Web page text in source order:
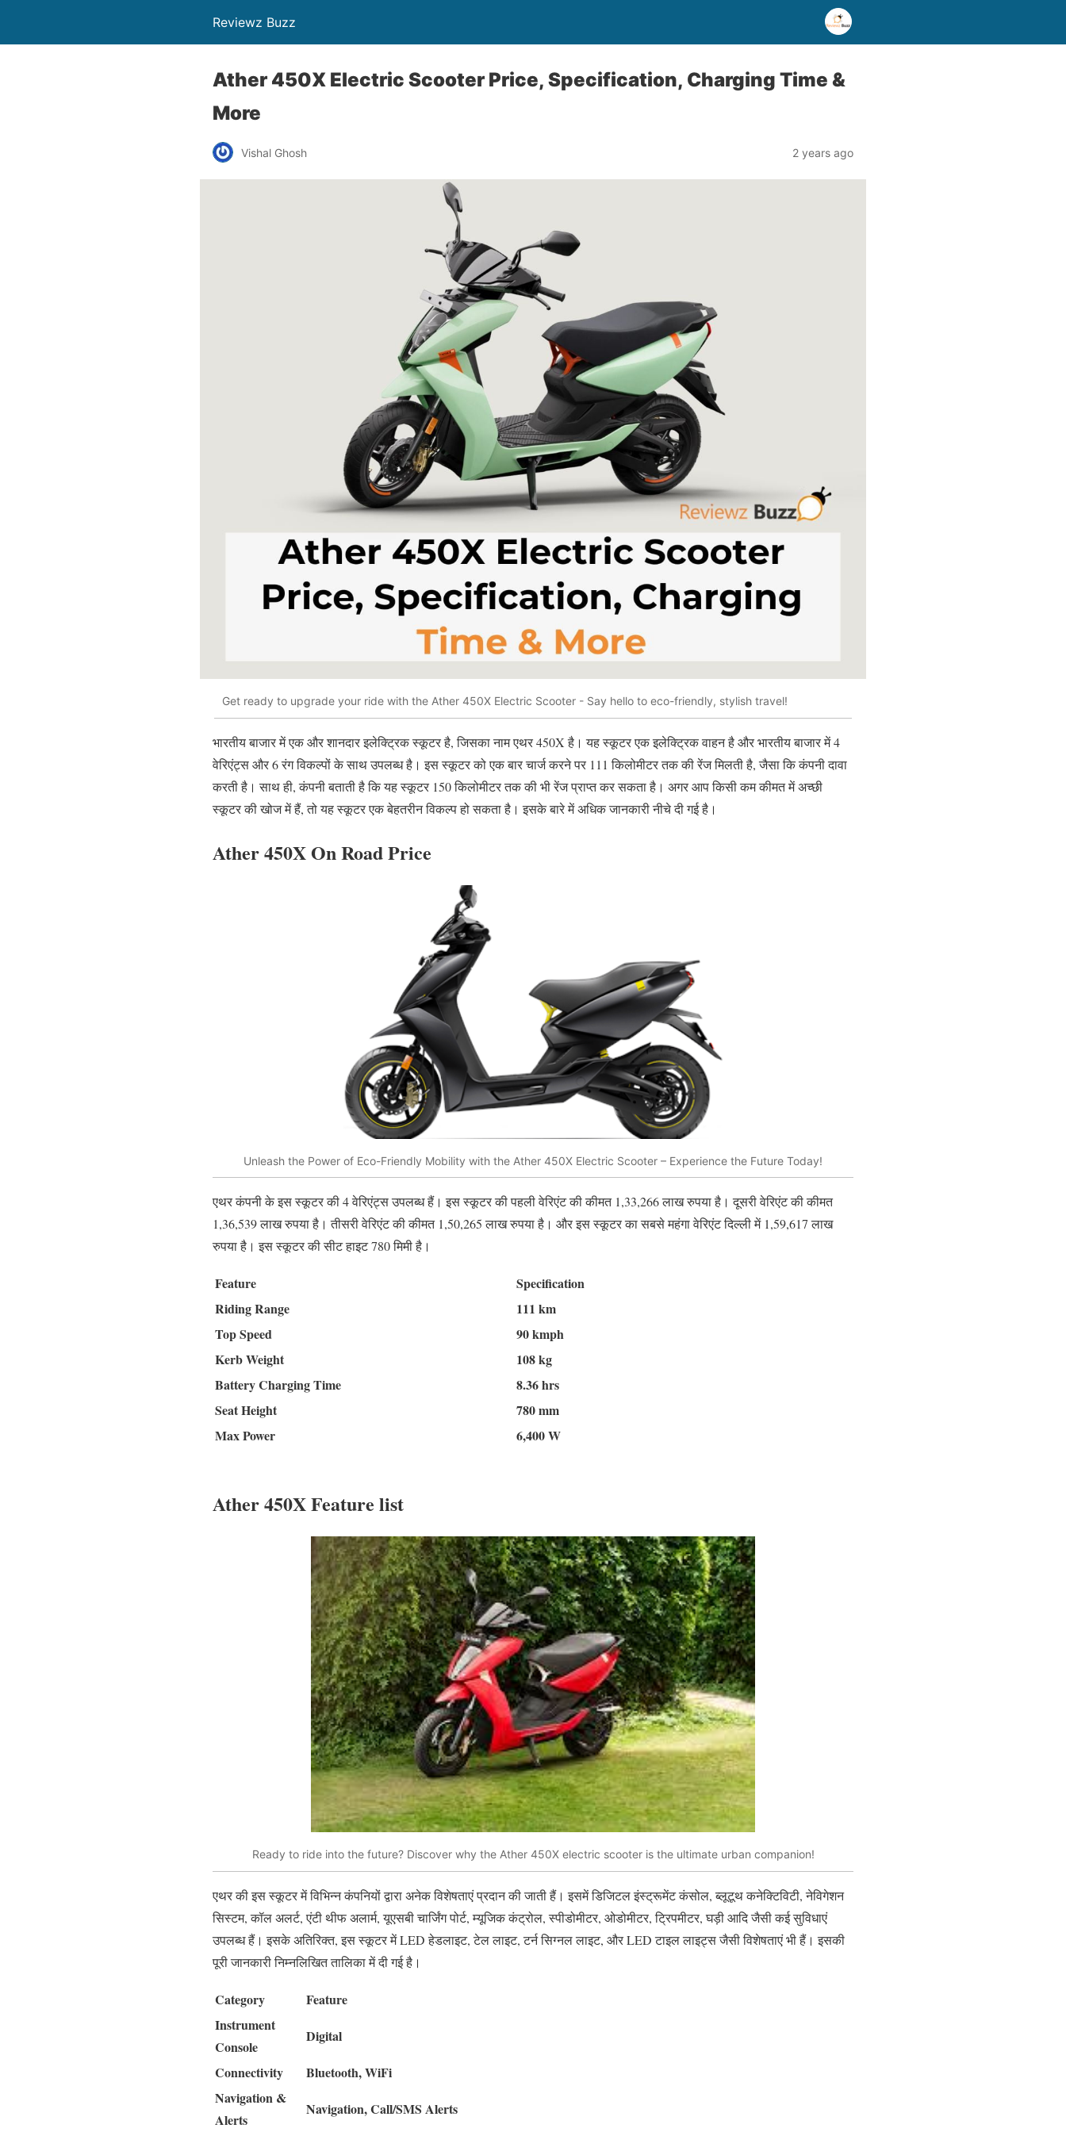
Reviewz Buzz
Ather 450X Electric Scooter Price, Specification, Charging Time &
More
Vishal Ghosh 2 years ago
Get ready to upgrade your ride with the Ather 450X Electric Scooter - Say hello to eco-friendly, stylish travel!
भारतीय बाजार में एक और शानदार इलेक्ट्रिक स्कूटर है, जिसका नाम एथर 450X है। यह स्कूटर एक इलेक्ट्रिक वाहन है और भारतीय बाजार में 4
वेरिएंट्स और 6 रंग विकल्पों के साथ उपलब्ध है। इस स्कूटर को एक बार चार्ज करने पर 111 किलोमीटर तक की रेंज मिलती है, जैसा कि कंपनी दावा
करती है। साथ ही, कंपनी बताती है कि यह स्कूटर 150 किलोमीटर तक की भी रेंज प्राप्त कर सकता है। अगर आप किसी कम कीमत में अच्छी
स्कूटर की खोज में हैं, तो यह स्कूटर एक बेहतरीन विकल्प हो सकता है। इसके बारे में अधिक जानकारी नीचे दी गई है।
Ather 450X On Road Price
Unleash the Power of Eco-Friendly Mobility with the Ather 450X Electric Scooter – Experience the Future Today!
एथर कंपनी के इस स्कूटर की 4 वेरिएंट्स उपलब्ध हैं। इस स्कूटर की पहली वेरिएंट की कीमत 1,33,266 लाख रुपया है। दूसरी वेरिएंट की कीमत
1,36,539 लाख रुपया है। तीसरी वेरिएंट की कीमत 1,50,265 लाख रुपया है। और इस स्कूटर का सबसे महंगा वेरिएंट दिल्ली में 1,59,617 लाख
रुपया है। इस स्कूटर की सीट हाइट 780 मिमी है।
Feature
Specification
Riding Range
111 km
Top Speed
90 kmph
Kerb Weight
108 kg
Battery Charging Time
8.36 hrs
Seat Height
780 mm
Max Power
6,400 W
Ather 450X Feature list
Ready to ride into the future? Discover why the Ather 450X electric scooter is the ultimate urban companion!
एथर की इस स्कूटर में विभिन्न कंपनियों द्वारा अनेक विशेषताएं प्रदान की जाती हैं। इसमें डिजिटल इंस्ट्रूमेंट कंसोल, ब्लूटूथ कनेक्टिविटी, नेविगेशन
सिस्टम, कॉल अलर्ट, एंटी थीफ अलार्म, यूएसबी चार्जिंग पोर्ट, म्यूजिक कंट्रोल, स्पीडोमीटर, ओडोमीटर, ट्रिपमीटर, घड़ी आदि जैसी कई सुविधाएं
उपलब्ध हैं। इसके अतिरिक्त, इस स्कूटर में LED हेडलाइट, टेल लाइट, टर्न सिग्नल लाइट, और LED टाइल लाइट्स जैसी विशेषताएं भी हैं। इसकी
पूरी जानकारी निम्नलिखित तालिका में दी गई है।
Category
Feature
Instrument
Console
Digital
Connectivity
Bluetooth, WiFi
Navigation &
Alerts
Navigation, Call/SMS Alerts